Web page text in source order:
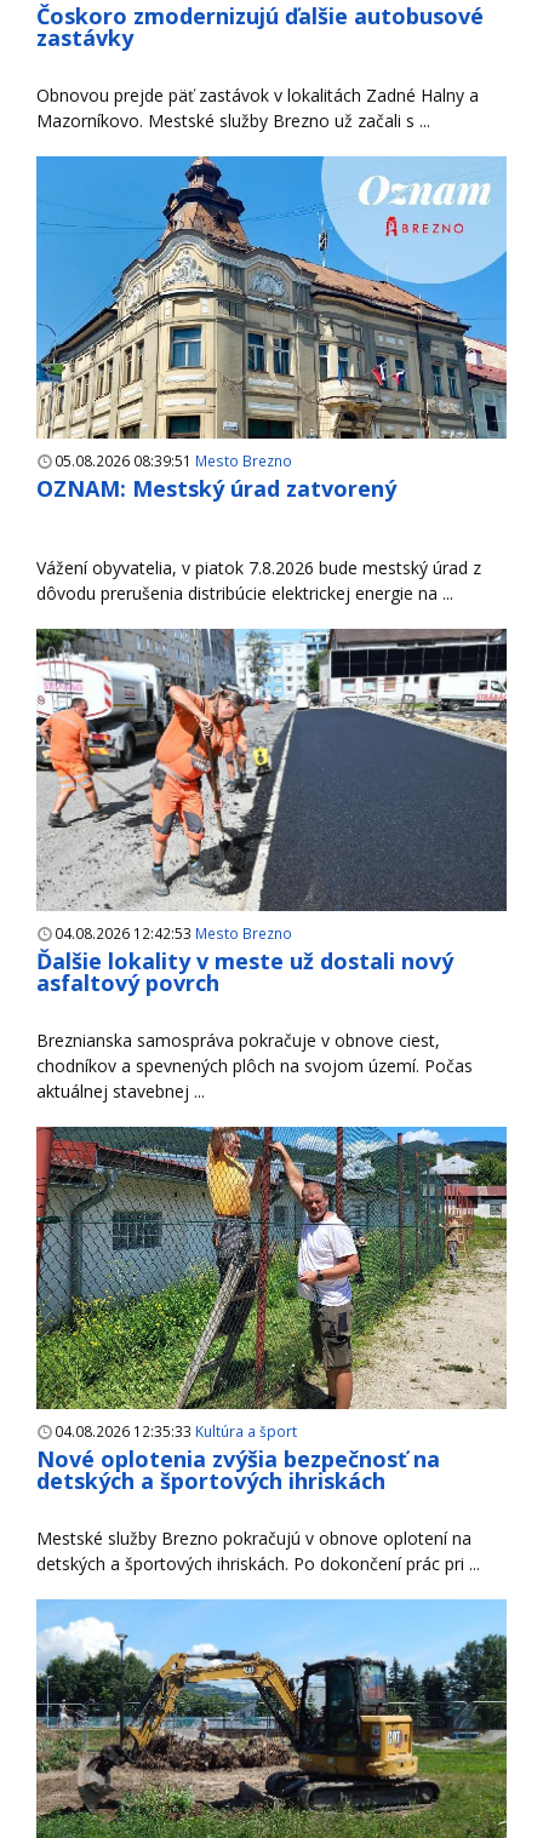
Čoskoro zmodernizujú ďalšie autobusové
zastávky
Obnovou prejde päť zastávok v lokalitách Zadné Halny a
Mazorníkovo. Mestské služby Brezno už začali s ...
05.08.2026 08:39:51 Mesto Brezno
OZNAM: Mestský úrad zatvorený
Vážení obyvatelia, v piatok 7.8.2026 bude mestský úrad z
dôvodu prerušenia distribúcie elektrickej energie na ...
04.08.2026 12:42:53 Mesto Brezno
Ďalšie lokality v meste už dostali nový
asfaltový povrch
Breznianska samospráva pokračuje v obnove ciest,
chodníkov a spevnených plôch na svojom území. Počas
aktuálnej stavebnej ...
04.08.2026 12:35:33 Kultúra a šport
Nové oplotenia zvýšia bezpečnosť na
detských a športových ihriskách
Mestské služby Brezno pokračujú v obnove oplotení na
detských a športových ihriskách. Po dokončení prác pri ...